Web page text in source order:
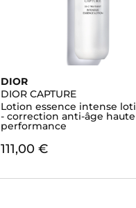
DIOR
DIOR CAPTURE
Lotion essence intense
- correction anti-âge haute
performance
111,00 €